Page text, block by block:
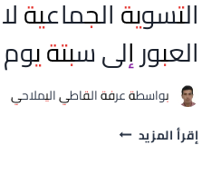
التسوية
العبور إلى سبتة يوم 30 يوليوز
بواسطةعرفة القاطي اليملاحي
إقرأ المزيد سفارة